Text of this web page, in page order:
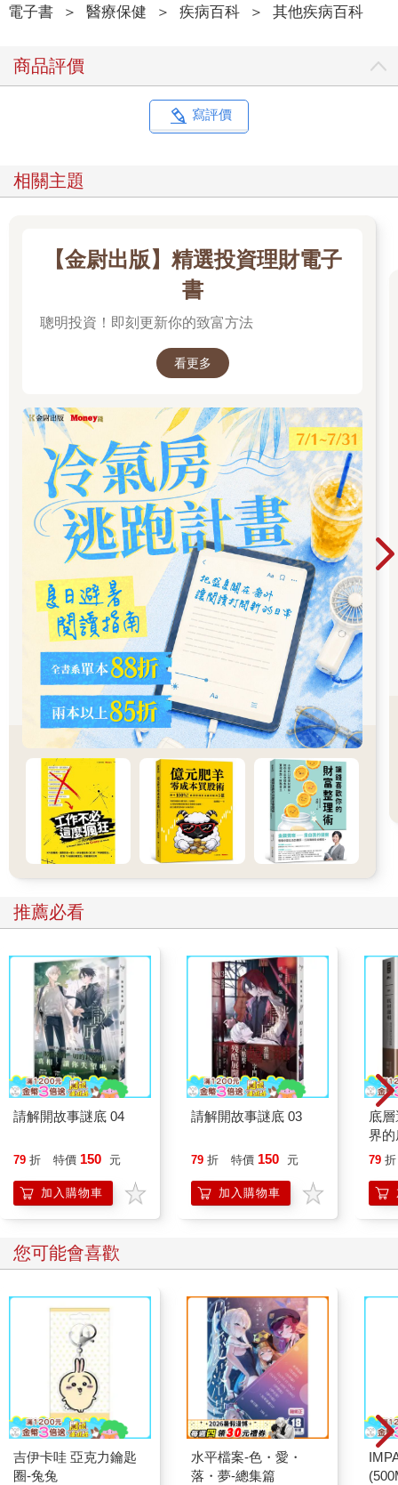
電子書 ＞ 醫療保健 ＞ 疾病百科 ＞ 其他疾病百科
商品評價
寫評價
相關主題
【金尉出版】精選投資理財電子
書
聰明投資！即刻更新你的致富方法
看更多
推薦必看
請解開故事謎底 04
79 折 特價 150 元
加入購物車
請解開故事謎底 03
79 折 特價 150 元
加入購物車
底
界
79 折
您可能會喜歡
吉伊卡哇 亞克力鑰匙
圈-兔兔
水平檔案-色・愛・
落・夢-總集篇